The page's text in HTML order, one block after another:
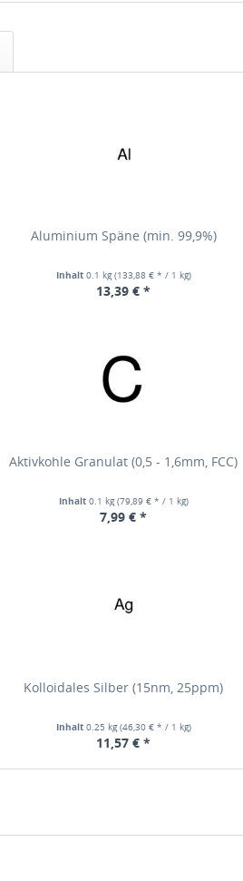
Aluminium Späne (min. 99,9%)
Inhalt 0.1 kg(133,88 € * / 1 kg)
13,39 € *
Aktivkohle Granulat (0,5 - 1,6mm, FCC)
Inhalt 0.1 kg(79,89 € * / 1 kg)
7,99 € *
Kolloidales Silber (15nm, 25ppm)
Inhalt 0.25 kg(46,30 € * / 1 kg)
11,57 € *